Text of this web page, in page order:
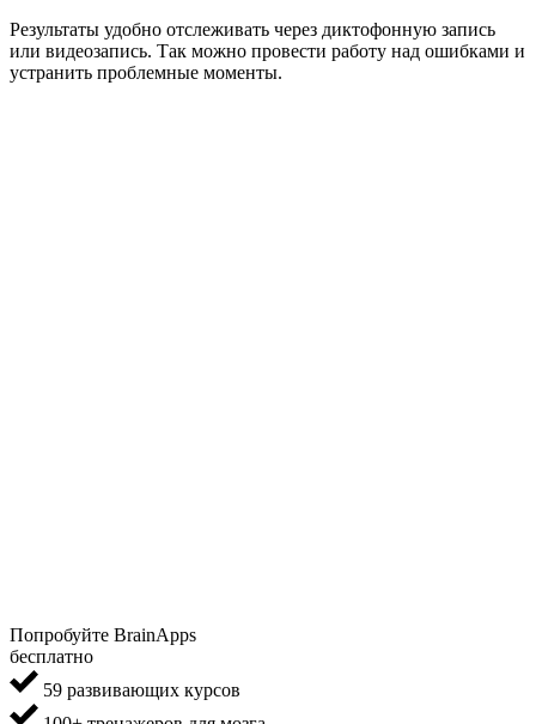
Результаты удобно отслеживать через диктофонную запись
или видеозапись. Так можно провести работу над ошибками и
устранить проблемные моменты.
Попробуйте BrainApps
бесплатно
59 развивающих курсов